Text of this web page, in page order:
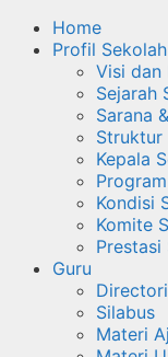
Home
Profil Sekolah
Visi dan
Sejarah
Sarana
Struktur
Kepala
Kondisi
Komite
Prestasi
Guru
Silabus
Materi